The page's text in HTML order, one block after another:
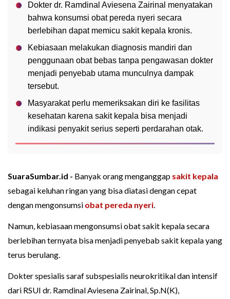
Dokter dr. Ramdinal Aviesena Zairinal menyatakan
bahwa konsumsi obat pereda nyeri secara
berlebihan dapat memicu sakit kepala kronis.
Kebiasaan melakukan diagnosis mandiri dan
penggunaan obat bebas tanpa pengawasan dokter
menjadi penyebab utama munculnya dampak
tersebut.
Masyarakat perlu memeriksakan diri ke fasilitas
kesehatan karena sakit kepala bisa menjadi
indikasi penyakit serius seperti perdarahan otak.
SuaraSumbar.id - Banyak orang menganggap sakit kepala
sebagai keluhan ringan yang bisa diatasi dengan cepat
dengan mengonsumsi obat pereda nyeri.
Namun, kebiasaan mengonsumsi obat sakit kepala secara
berlebihan ternyata bisa menjadi penyebab sakit kepala yang
terus berulang.
Dokter spesialis saraf subspesialis neurokritikal dan intensif
dari RSUI dr. Ramdinal Aviesena Zairinal, Sp.N(K),